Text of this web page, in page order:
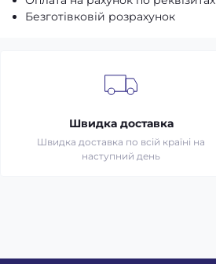
Безготівковій розрахунок
Швидка доставка
Швидка доставка по всій країні на
наступний день